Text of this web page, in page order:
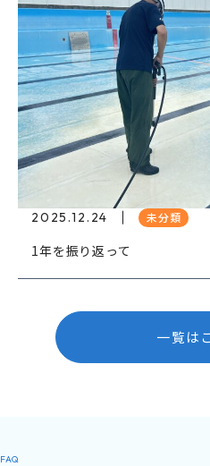
2025.12.24 未分類
1年を振り返って
一覧は
FAQ